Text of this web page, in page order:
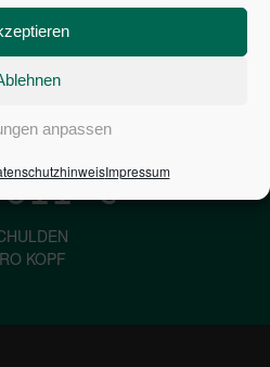
anpassen
Impressum
€
KOPF